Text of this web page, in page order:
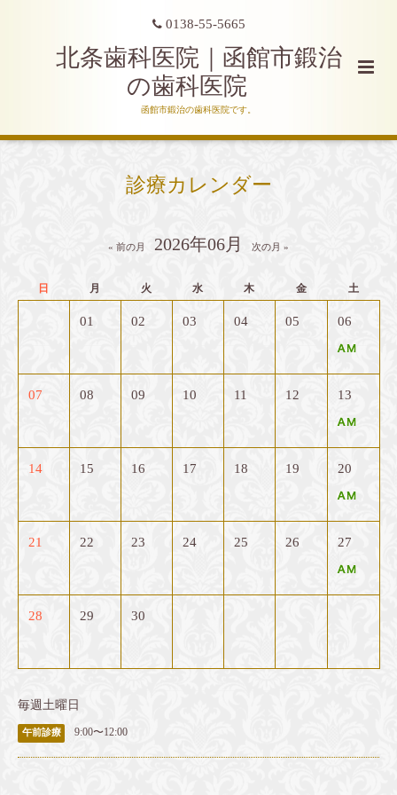
0138-55-5665
北条歯科医院｜函館市鍛治
の歯科医院
函館市鍛治の歯科医院です。
診療カレンダー
« 前の月 2026年06月 次の月 »
日 月 火 水 木 金 土
01 02 03 04 05 06
07 08 09 10 11 12 13
14 15 16 17 18 19 20
21 22 23 24 25 26 27
28 29 30
毎週土曜日
午前診療 9:00〜12:00